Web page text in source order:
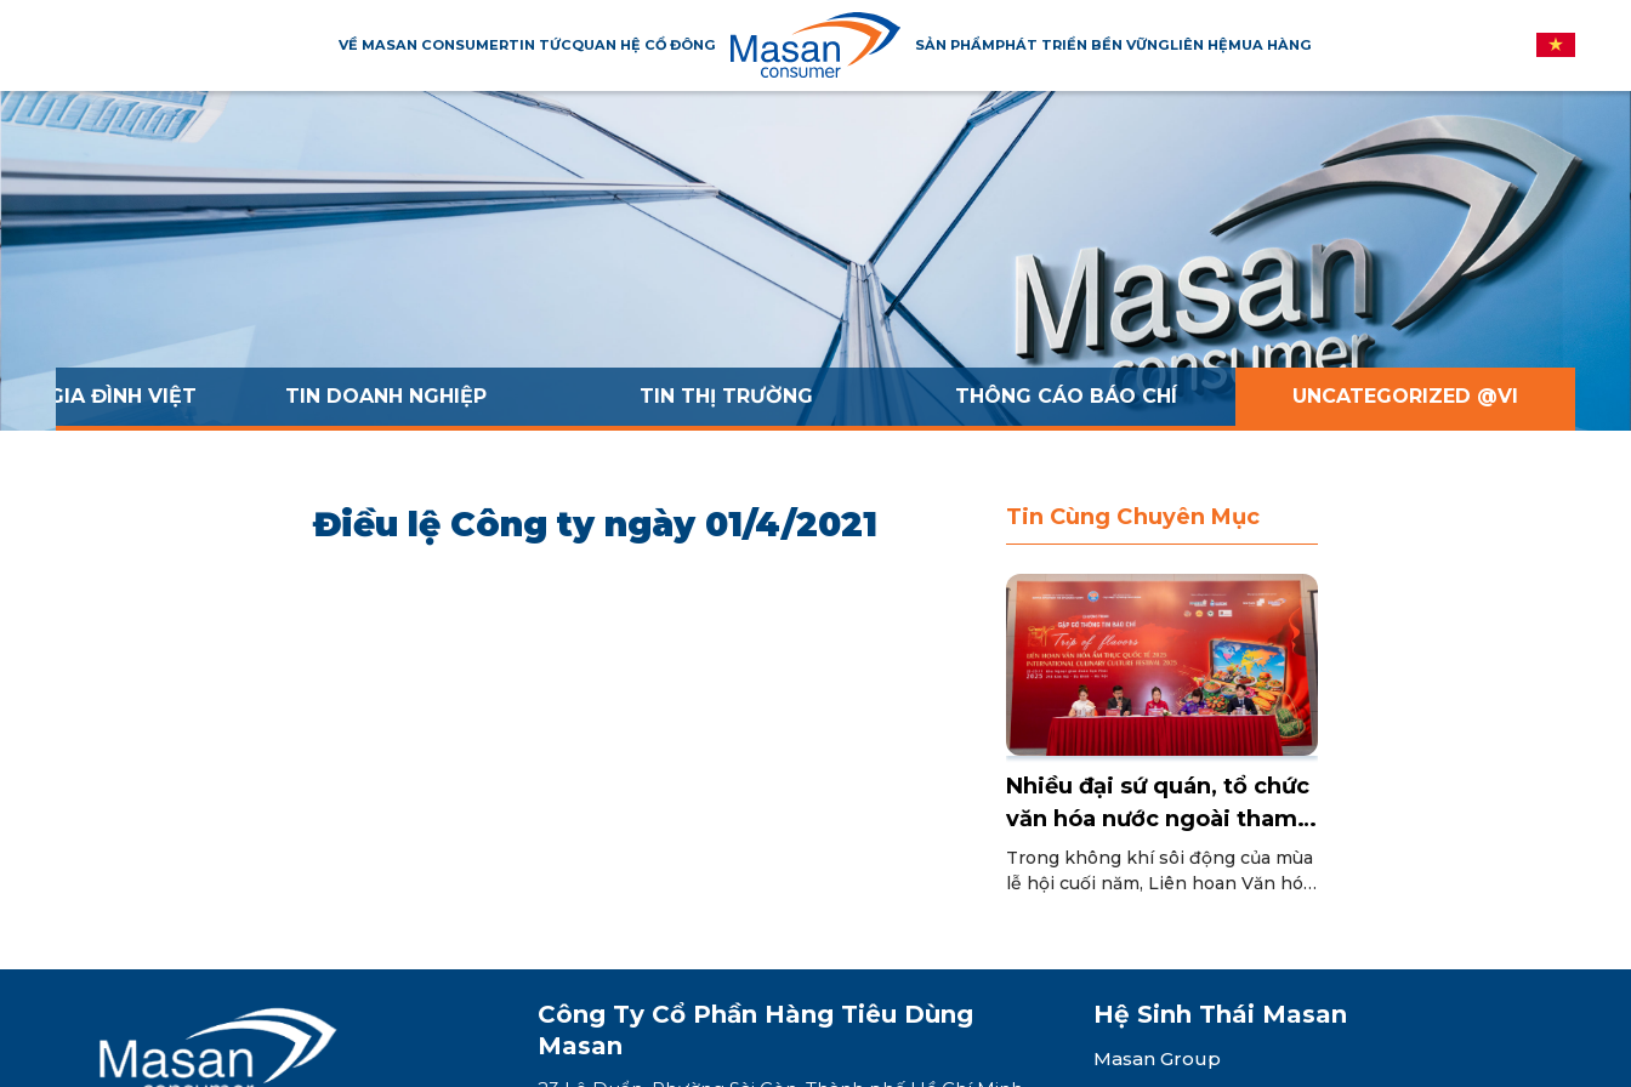
VỀ MASAN CONSUMERTIN TỨCQUAN HỆ CỔ ĐÔNG SẢN PHẨMPHÁT TRIỂN BỀN VỮNGLIÊN HỆMUA HÀNG
GIA ĐÌNH VIỆT TIN DOANH NGHIỆP TIN THỊ TRƯỜNG THÔNG CÁO BÁO CHÍ UNCATEGORIZED @VI
Điều lệ Công ty ngày 01/4/2021 Tin Cùng Chuyên Mục
Nhiều đại sứ quán, tổ chức
văn hóa nước ngoài tham
gia Liên hoan Văn hóa ẩm
thực quốc tế 2025
Trong không khí sôi động của mùa
lễ hội cuối năm, Liên hoan Văn hóa
văn hóa ngoại giao đặc sắc, nơi
hương vị ẩm thực trở thành ngôn
ngữ chung kết nối bạn bè quốc tế.
Công Ty Cổ Phần Hàng Tiêu Dùng
Masan
Hệ Sinh Thái Masan
Masan Group